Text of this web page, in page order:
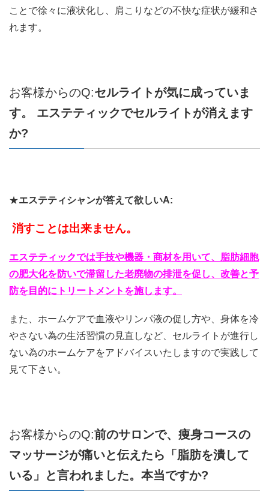
ことで徐々に液状化し、肩こりなどの不快な症状が緩和さ
れます。
お客様からのQ:セルライトが気に成っていま
す。
エステティックでセルライトが消えます
か?
★エステティシャンが答えて欲しいA:
消すことは出来ません。
エステティックでは手技や機器・商材を用いて、脂肪細胞
の肥大化を防いで滞留した老廃物の排泄を促し、改善と予
防を目的にトリートメントを施します。
また、ホームケアで血液やリンパ液の促し方や、身体を冷
やさない為の生活習慣の見直しなど、セルライトが進行し
ない為のホームケアをアドバイスいたしますので実践して
見て下さい。
お客様からのQ:前のサロンで、痩身コースの
マッサージが痛いと伝えたら「脂肪を潰して
いる」と言われました。本当ですか?